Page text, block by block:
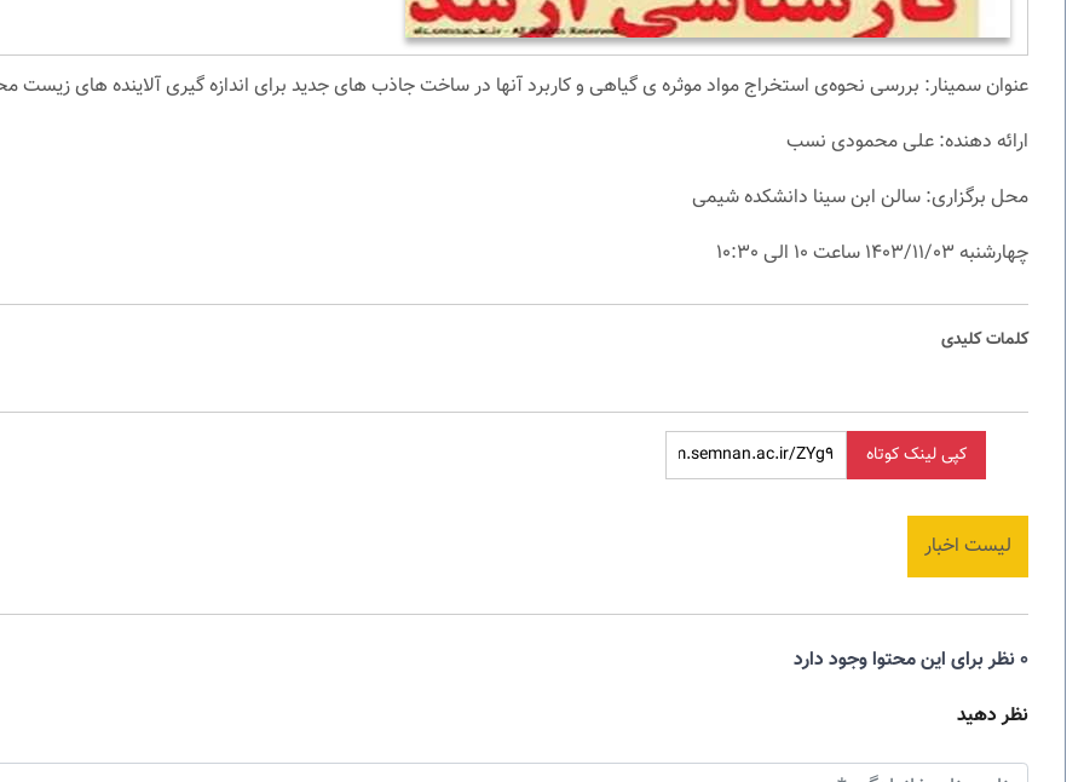
عنوان سمینار: بررسی نحوه‌ی استخراج مواد موثره ‌ی گیاهی و کاربرد آنها در ساخت جاذب های جدید برای اندازه گیری آلاینده های زیست
ارائه دهنده: علی محمودی نسب
محل برگزاری: سالن ابن سینا دانشکده شیمی
چهارشنبه 1403/11/03 ساعت 10 الی 10:30
کلمات کلیدی
کپی لینک کوتاه
لیست اخبار
0 نظر برای این محتوا وجود دارد
نظر دهید